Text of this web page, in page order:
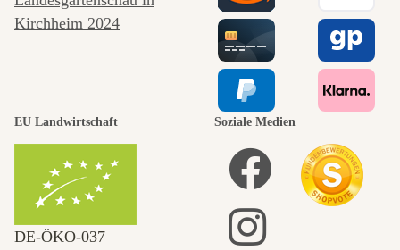
EU Landwirtschaft
DE‑ÖKO‑037
Soziale Medien